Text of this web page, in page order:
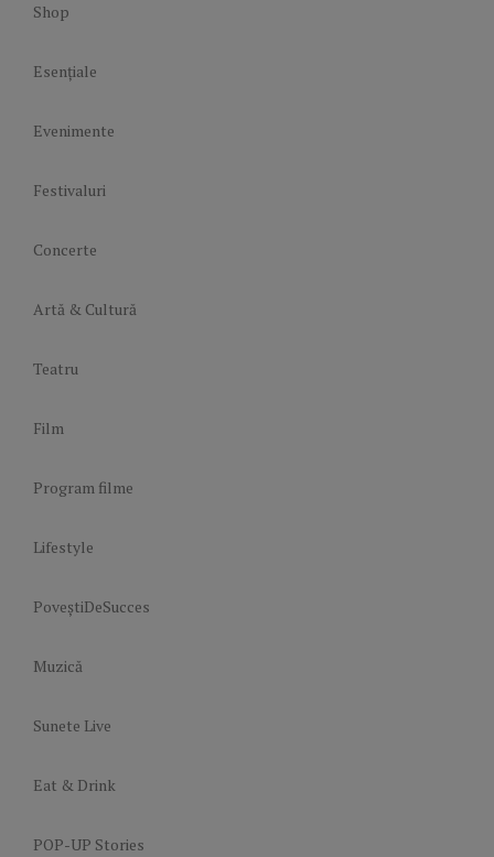
Shop
Esențiale
Evenimente
Festivaluri
Concerte
Artă & Cultură
Teatru
Film
Program filme
Lifestyle
PoveștiDeSucces
Muzică
Sunete Live
Eat & Drink
POP-UP Stories